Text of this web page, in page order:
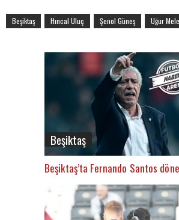
Beşiktaş Hıncal Uluç Şenol Güneş Uğur
Beşiktaş
Beşiktaş’ta Fernando Santos